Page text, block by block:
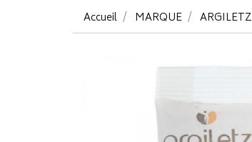
Accueil MARQUE ARGILETZ